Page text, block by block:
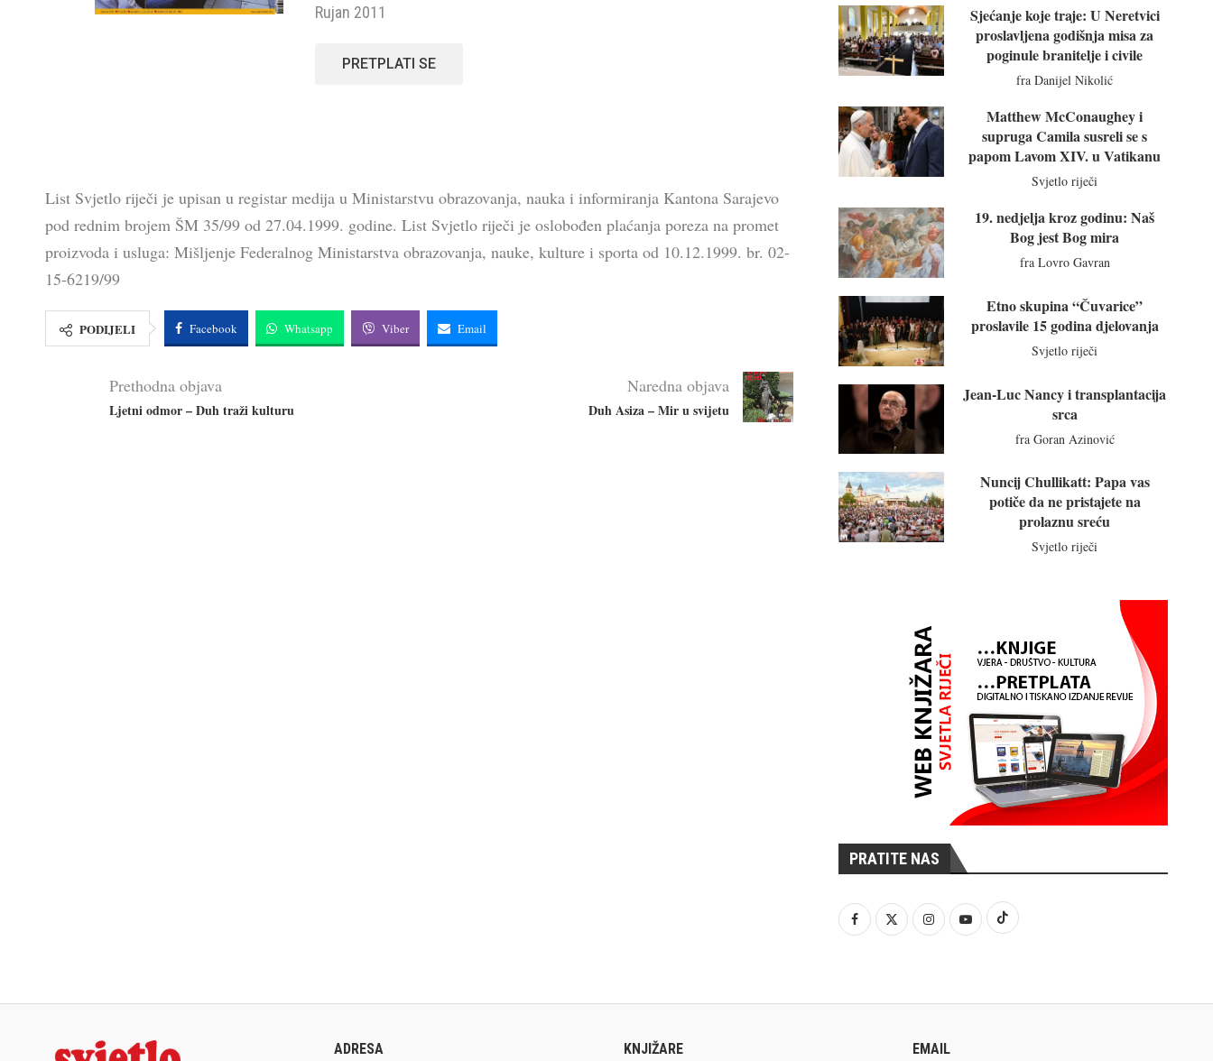
Rujan 2011
PRETPLATI SE
List Svjetlo riječi je upisan u registar medija u Ministarstvu obrazovanja, nauka i informiranja Kantona Sarajevo
pod rednim brojem ŠM 35/99 od 27.04.1999. godine. List Svjetlo riječi je oslobođen plaćanja poreza na promet
proizvoda i usluga: Mišljenje Federalnog Ministarstva obrazovanja, nauke, kulture i sporta od 10.12.1999. br. 02-
15-6219/99
PODIJELI Facebook Whatsapp Viber Email
Prethodna objava
Ljetni odmor – Duh traži kulturu
Naredna objava
Duh Asiza – Mir u svijetu
Sjećanje koje traje: U Neretvici
proslavljena godišnja misa za
poginule branitelje i civile
fra Danijel Nikolić
Matthew McConaughey i
supruga Camila susreli se s
papom Lavom XIV. u Vatikanu
Svjetlo riječi
19. nedjelja kroz godinu: Naš
Bog jest Bog mira
fra Lovro Gavran
Etno skupina “Čuvarice”
proslavile 15 godina djelovanja
Svjetlo riječi
Jean-Luc Nancy i transplantacija
srca
fra Goran Azinović
Nuncij Chullikatt: Papa vas
potiče da ne pristajete na
prolaznu sreću
Svjetlo riječi
PRATITE NAS
ADRESA KNJIŽARE EMAIL